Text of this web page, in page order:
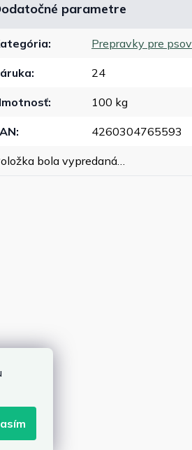
parametre
: Prepravky pre psov
: 24
: 100 kg
: 4260304765593
bola vypredaná…